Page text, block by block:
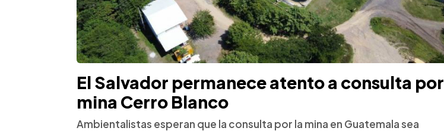
El Salvador permanece atento a consulta por
mina Cerro Blanco
Ambientalistas esperan que la consulta por la mina en Guatemala sea